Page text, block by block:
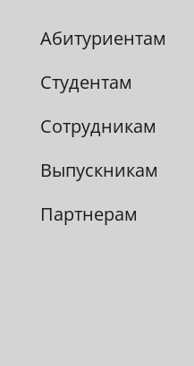
Абитуриентам
Студентам
Сотрудникам
Выпускникам
Партнерам